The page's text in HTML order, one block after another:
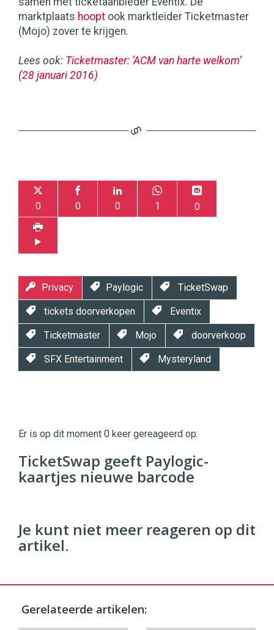
marktplaats hoopt ook marktleider Ticketmaster
(Mojo) zover te krijgen.
Lees ook: Ticketmaster: ‘ACM van harte welkom’
(28 januari 2016)
0 0 0 1 0
Privacy Paylogic TicketSwap
tickets doorverkopen Eventix
Ticketmaster Mojo doorverkoop
SFX Entertainment Mysteryland
|
Digital
Commercehttps://twinklemagazine.nl
9654
Er is op dit moment 0 keer gereageerd op:
TicketSwap geeft Paylogic-
kaartjes nieuwe barcode
Je kunt niet meer reageren op dit
artikel.
Gerelateerde artikelen: